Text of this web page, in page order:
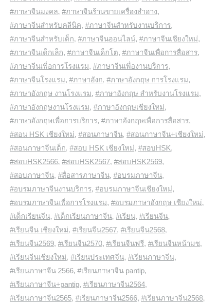
#ภาษาจีนมงคล, #ภาษาจีนร้านขายเครื่องสำอาง,
#ภาษาจีนสำหรับคลีนิค, #ภาษาจีนสำหรับงานบริการ,
#ภาษาจีนสำหรับเด็ก, #ภาษาจีนออนไลน์, #ภาษาจีนเชียงใหม่,
#ภาษาจีนเด็กเล็ก, #ภาษาจีนเด็กโต, #ภาษาจีนเพื่อการสื่อสาร,
#ภาษาจีนเพื่อการโรงแรม, #ภาษาจีนเพื่องานบริการ,
#ภาษาจีนโรงแรม, #ภาษาอังก, #ภาษาอังกฤษ การโรงแรม,
#ภาษาอังกฤษ งานโรงแรม, #ภาษาอังกฤษ สำหรับงานโรงแรม,
#ภาษาอังกฤษงานโรงแรม, #ภาษาอังกฤษเชียงใหม่,
#ภาษาอังกฤษเพื่อการบริการ, #ภาษาอังกฤษเพื่อการสื่อสาร,
#สอน HSK เชียงใหม่, #สอนภาษาจีน, #สอนภาษาจีน+เชียงใหม่,
#สอนภาษาจีนเด็ก, #สอบ HSK เชียงใหม่, #สอบHSK,
#สอบHSK2566, #สอบHSK2567, #สอบHSK2569,
#สอบภาษาจีน, #สื่อสารภาษาจีน, #อบรมภาษาจีน,
#อบรมภาษาจีนงานบริการ, #อบรมภาษาจีนเชียงใหม่,
#อบรมภาษาจีนเพื่อการโรงแรม, #อบรมภาษาอังกฤษ เชียงใหม่,
#เด็กเรียนจีน, #เด็กเรียนภาษาจีน, #เรียน, #เรียนจีน,
#เรียนจีน เชียงใหม่, #เรียนจีน2567, #เรียนจีน2568,
#เรียนจีน2569, #เรียนจีน2570, #เรียนจีนฟรี, #เรียนจีนหน้ามช,
#เรียนจีนเชียงใหม่, #เรียนประเทศจีน, #เรียนภาษาจีน,
#เรียนภาษาจีน 2566, #เรียนภาษาจีน pantip,
#เรียนภาษาจีน+pantip, #เรียนภาษาจีน2564,
#เรียนภาษาจีน2565, #เรียนภาษาจีน2566, #เรียนภาษาจีน2568,